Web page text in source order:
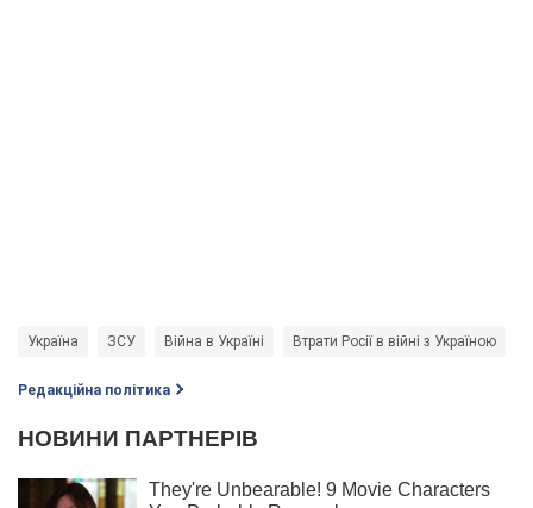
Україна ЗСУ Війна в Україні Втрати Росії в війні з Україною
Редакційна політика